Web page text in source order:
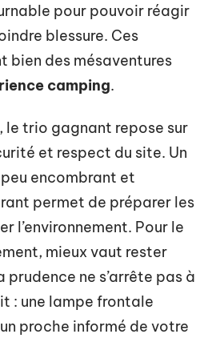
pour pouvoir réagir
blessure. Ces
bien des mésaventures
camping.
trio gagnant repose sur
et respect du site. Un
peu encombrant et
permet de préparer les
l’environnement. Pour le
mieux vaut rester
ne s’arrête pas à
: une lampe frontale
proche informé de votre